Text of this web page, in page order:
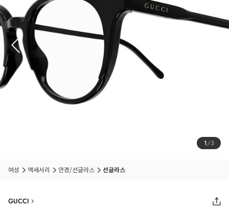
1/3
여성 액세서리 안경/선글라스 선글라스
GUCCI